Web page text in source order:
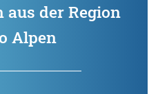
der Region
Alpen